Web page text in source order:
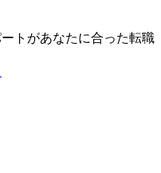
トがあなたに合った転職